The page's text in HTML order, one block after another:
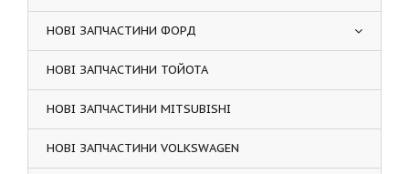
НОВІ ЗАПЧАСТИНИ ФОРД
НОВІ ЗАПЧАСТИНИ ТОЙОТА
НОВІ ЗАПЧАСТИНИ MITSUBISHI
НОВІ ЗАПЧАСТИНИ VOLKSWAGEN